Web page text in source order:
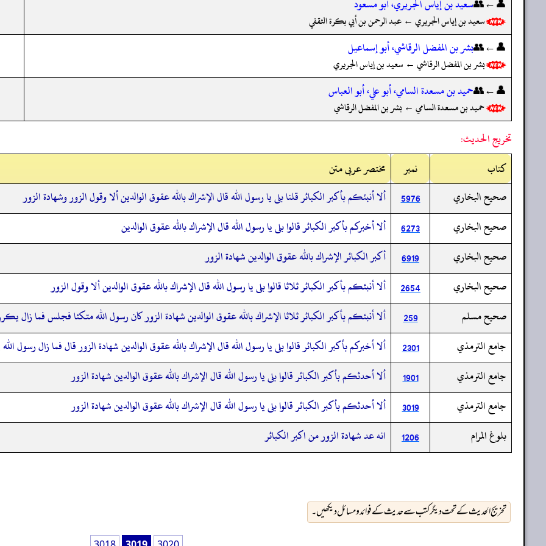
👤←👥سعيد بن إياس الجريري، أبو مسعود
سعيد بن إياس الجريري ← عبد الرحمن بن أبي بكرة الثقفي
👤←👥بشر بن المفضل الرقاشي، أبو إسماعيل
بشر بن المفضل الرقاشي ← سعيد بن إياس الجريري
👤←👥حميد بن مسعدة السامي، أبو علي، أبو العباس
حميد بن مسعدة السامي ← بشر بن المفضل الرقاشي
تخريج الحديث:
کتاب
نمبر
مختصر عربی متن
صحيح البخاري
5976
ألا أنبئكم بأكبر الكبائر قلنا بلى يا رسول الله قال الإشراك بالله عقوق الوالدين ألا وقول الزور وشهادة الزور
صحيح البخاري
6273
ألا أخبركم بأكبر الكبائر قالوا بلى يا رسول الله قال الإشراك بالله عقوق الوالدين
صحيح البخاري
6919
أكبر الكبائر الإشراك بالله عقوق الوالدين شهادة الزور
صحيح البخاري
2654
ألا أنبئكم بأكبر الكبائر ثلاثا قالوا بلى يا رسول الله قال الإشراك بالله عقوق الوالدين ألا وقول الزور
صحيح مسلم
259
ألا أنبئكم بأكبر الكبائر ثلاثا الإشراك بالله عقوق الوالدين شهادة الزور كان رسول الله متكئا فجلس فما زال
جامع الترمذي
2301
ألا أخبركم بأكبر الكبائر قالوا بلى يا رسول الله قال الإشراك بالله عقوق الوالدين شهادة الزور قال فما زال رسول
جامع الترمذي
1901
ألا أحدثكم بأكبر الكبائر قالوا بلى يا رسول الله قال الإشراك بالله عقوق الوالدين شهادة الزور
جامع الترمذي
3019
ألا أحدثكم بأكبر الكبائر قالوا بلى يا رسول الله قال الإشراك بالله عقوق الوالدين شهادة الزور
بلوغ المرام
1206 انه عد شهادة الزور من اكبر الكبائر
تخریج الحدیث کے تحت دیگر کتب سے حدیث کے فوائد و مسائل دیکھیں۔